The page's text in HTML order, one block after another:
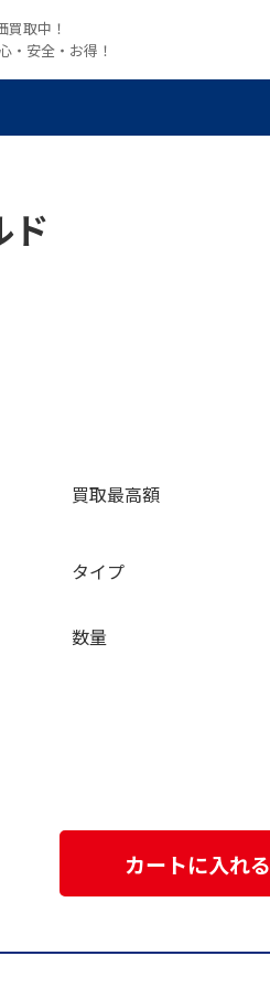
取中！
・安全・お得！
ド
買取最高額
タイプ
数量
カートに入れる